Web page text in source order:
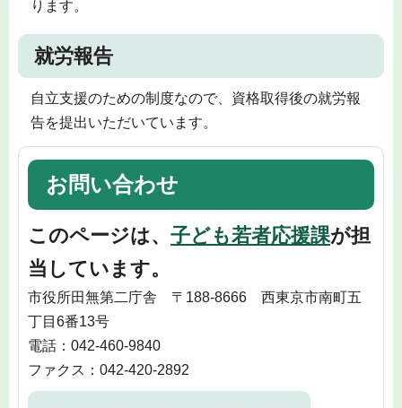
ります。
就労報告
自立支援のための制度なので、資格取得後の就労報
告を提出いただいています。
お問い合わせ
このページは、 子ども若者応援課が担
当しています。
市役所田無第二庁舎 〒188-8666 西東京市南町五
丁目6番13号
電話：042-460-9840
ファクス：042-420-2892